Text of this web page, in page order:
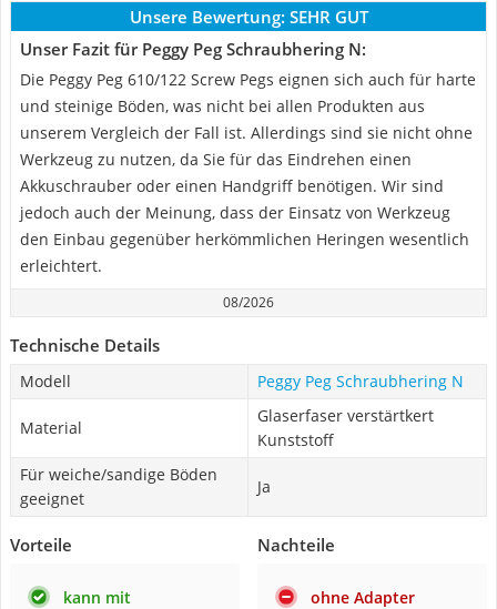
Unsere Bewertung: SEHR GUT
Unser Fazit für Peggy Peg Schraubhering N:
Die Peggy Peg 610/122 Screw Pegs eignen sich auch für harte
und steinige Böden, was nicht bei allen Produkten aus
unserem Vergleich der Fall ist. Allerdings sind sie nicht ohne
Werkzeug zu nutzen, da Sie für das Eindrehen einen
Akkuschrauber oder einen Handgriff benötigen. Wir sind
jedoch auch der Meinung, dass der Einsatz von Werkzeug
den Einbau gegenüber herkömmlichen Heringen wesentlich
erleichtert.
08/2026
Technische Details
Modell Peggy Peg Schraubhering N
Material
Glaserfaser verstärtkert
Kunststoff
Für weiche/sandige Böden
geeignet
Ja
Vorteile
kann mit
Nachteile
ohne Adapter